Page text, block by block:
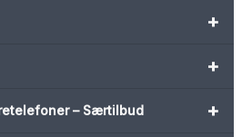
+
+
+
– Særtilbud